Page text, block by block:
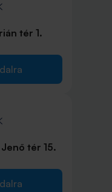
tér 1.
tér 15.